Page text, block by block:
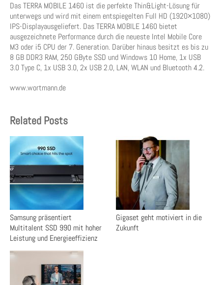
Das TERRA MOBILE 1460 ist die perfekte Thin&Light-Lösung für
unterwegs und wird mit einem entspiegelten Full HD (1920×1080)
IPS-Displayausgeliefert. Das TERRA MOBILE 1460 bietet
ausgezeichnete Performance durch die neueste Intel Mobile Core
M3 oder i5 CPU der 7. Generation. Darüber hinaus besitzt es bis zu
8 GB DDR3 RAM, 250 GByte SSD und Windows 10 Home, 1x USB
3.0 Type C, 1x USB 3.0, 2x USB 2.0, LAN, WLAN und Bluetooth 4.2.
www.wortmann.de
Related Posts
Samsung präsentiert
Multitalent SSD 990 mit hoher
Leistung und Energieeffizienz
Gigaset geht motiviert in die
Zukunft